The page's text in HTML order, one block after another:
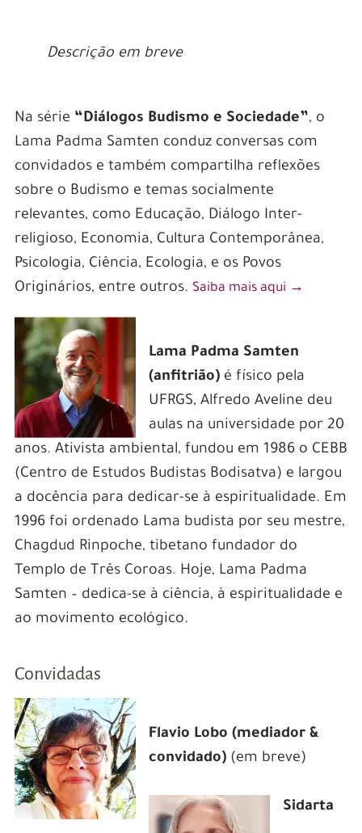
Descrição em breve
Na série “Diálogos Budismo e Sociedade”, o
Lama Padma Samten conduz conversas com
convidados e também compartilha reflexões
sobre o Budismo e temas socialmente
relevantes, como Educação, Diálogo Inter-
religioso, Economia, Cultura Contemporânea,
Psicologia, Ciência, Ecologia, e os Povos
Originários, entre outros. Saiba mais aqui ‭→
Lama Padma Samten
(anfitrião) é físico pela
UFRGS, Alfredo Aveline deu
aulas na universidade por 20
anos. Ativista ambiental, fundou em 1986 o CEBB
(Centro de Estudos Budistas Bodisatva) e largou
a docência para dedicar-se à espiritualidade. Em
1996 foi ordenado Lama budista por seu mestre,
Chagdud Rinpoche, tibetano fundador do
Templo de Três Coroas. Hoje, Lama Padma
Samten – dedica-se à ciência, à espiritualidade e
ao movimento ecológico.
Convidadas
Flavio Lobo (mediador &
convidado)(em breve)
Sidarta